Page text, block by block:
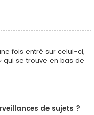
fois entré sur celui-ci,
qui se trouve en bas de
de sujets ?